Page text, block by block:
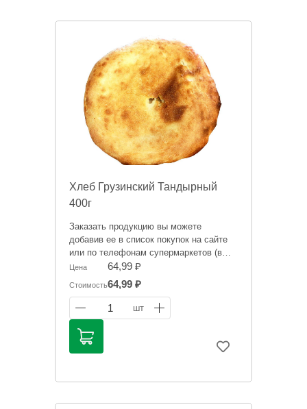
Хлеб Грузинский Тандырный
400г
Заказать продукцию вы можете
добавив ее в список покупок на сайте
или по телефонам супермаркетов (в
зависимости от того, где вам будет
удобнее забрать заказ):
тел. 759-995 - Администратор СМ на ул.
Герцена, 20,
тел. 531-531 Администратор СМ на ул.
Ленинградской.
Информация на сайте о товарах носит
публичной офертой. Цена может
Цена 64,99 ₽
Стоимость64,99 ₽
1 шт